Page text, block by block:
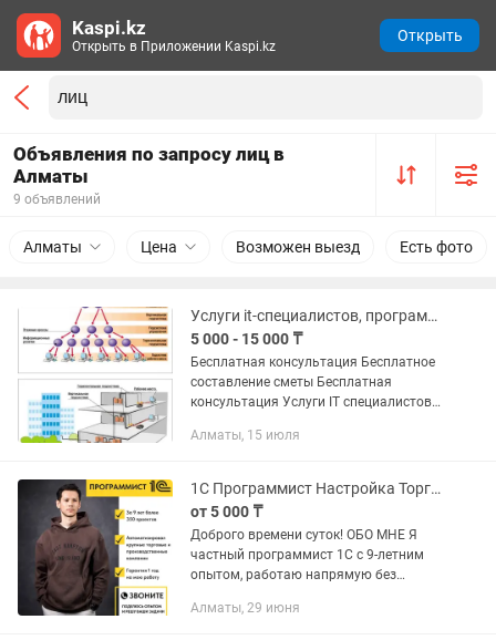
Объявления по запросу лиц в
Алматы
9 объявлений
Алматы Цена Возможен выезд Есть фото
Услуги it-специалистов, программистов, ПО, настройка, лицензирование Алматы
5 000 - 15 000 ₸
Бесплатная консультация Бесплатное
составление сметы Бесплатная
консультация Услуги IT специалистов
Мы разрабатываем ИИ ПОМОЩНИКОВ
Алматы, 15 июля
1С Программист Настройка Торговля Облако Консультация Доработка 1C
от 5 000 ₸
Доброго времени суток! ОБО МНЕ Я
частный программист 1С с 9-летним
опытом, работаю напрямую без
деньги и время. Высокая
Алматы, 29 июня
Kaspi.kz
Открыть в Приложении Kaspi.kz
Открыть